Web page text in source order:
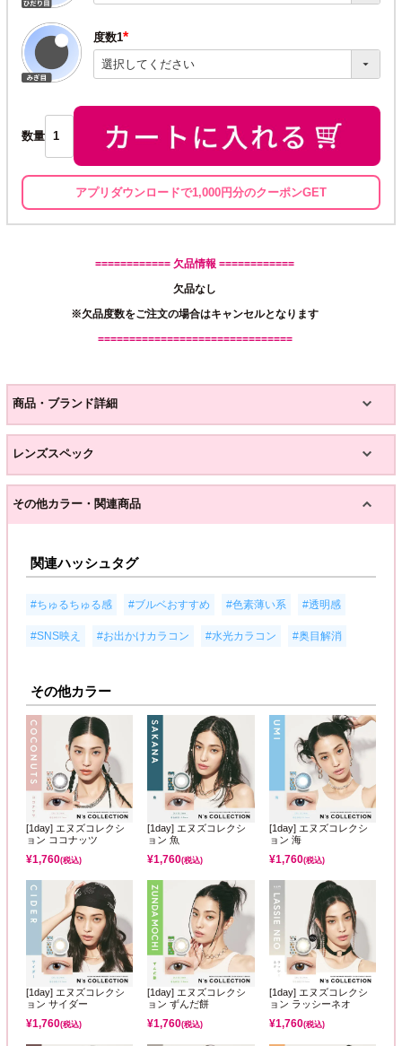
度数1
(必
須)
数量
アプリダウンロードで1,000円分のクーポンGET
============ 欠品情報 ============
欠品なし
※欠品度数をご注文の場合はキャンセルとなります
===============================
商品・ブランド詳細
レンズスペック
その他カラー・関連商品
関連ハッシュタグ
#ちゅるちゅる感 #ブルベおすすめ #色素薄い系 #透明感
#SNS映え #お出かけカラコン #水光カラコン #奥目解消
その他カラー
[1day] エヌズコレクシ
ョン ココナッツ
¥1,760(税込)
[1day] エヌズコレクシ
ョン 魚
¥1,760(税込)
[1day] エヌズコレクシ
ョン 海
¥1,760(税込)
[1day] エヌズコレクシ
ョン サイダー
¥1,760(税込)
[1day] エヌズコレクシ
ョン ずんだ餅
¥1,760(税込)
[1day] エヌズコレクシ
ョン ラッシーネオ
¥1,760(税込)